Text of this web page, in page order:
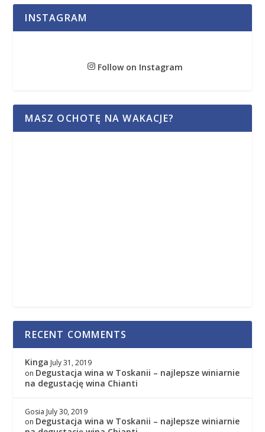
INSTAGRAM
Follow on Instagram
MASZ OCHOTĘ NA WAKACJE?
RECENT COMMENTS
Kinga July 31, 2019
on Degustacja wina w Toskanii – najlepsze winiarnie
na degustację wina Chianti
Gosia July 30, 2019
on Degustacja wina w Toskanii – najlepsze winiarnie